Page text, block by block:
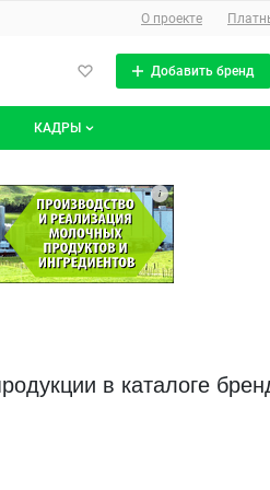
О сайте
О проекте
Добавить бренд
КАДРЫ
Все резюме
i
в каталоге